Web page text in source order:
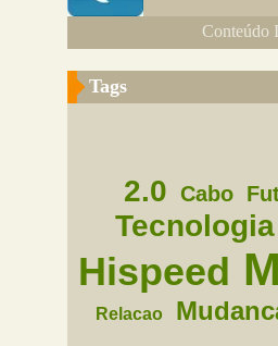
Conteúdo
Tags
2.0 Cabo
Tecnologia
Hispeed
Relacao